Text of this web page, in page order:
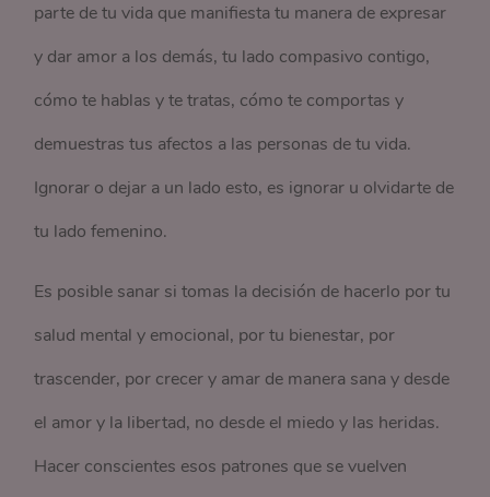
parte de tu vida que manifiesta tu manera de expresar
y dar amor a los demás, tu lado compasivo contigo,
cómo te hablas y te tratas, cómo te comportas y
demuestras tus afectos a las personas de tu vida.
Ignorar o dejar a un lado esto, es ignorar u olvidarte de
tu lado femenino.
Es posible sanar si tomas la decisión de hacerlo por tu
salud mental y emocional, por tu bienestar, por
trascender, por crecer y amar de manera sana y desde
el amor y la libertad, no desde el miedo y las heridas.
Hacer conscientes esos patrones que se vuelven